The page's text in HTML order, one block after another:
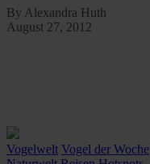
By Alexandra Huth
August 27, 2012
Vogelwelt Vogel der Woche